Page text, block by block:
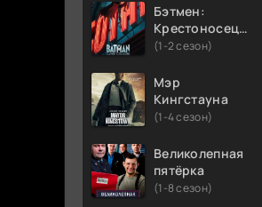
Бэтмен:
Крестоносец в
плаще
(1-2 сезон)
Мэр
Кингстауна
(1-4 сезон)
Великолепная
пятёрка
(1-8 сезон)